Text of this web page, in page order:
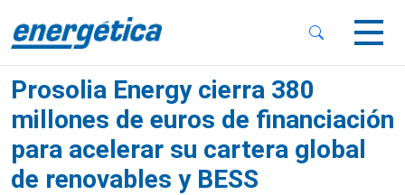
Menu
Menu
Prosolia Energy cierra 380
millones de euros de financiación
para acelerar su cartera global
de renovables y BESS